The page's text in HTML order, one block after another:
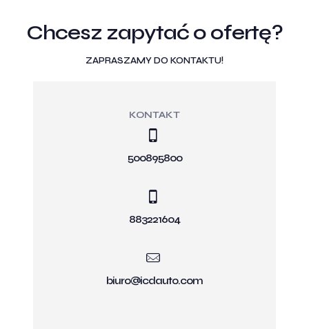
Chcesz zapytać o ofertę?
ZAPRASZAMY DO KONTAKTU!
KONTAKT
500895800
883221604
biuro@icdauto.com